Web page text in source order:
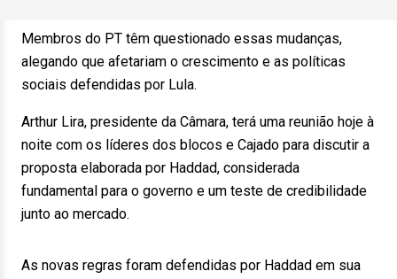
Membros do PT têm questionado essas mudanças,
alegando que afetariam o crescimento e as políticas
sociais defendidas por Lula.
Arthur Lira, presidente da Câmara, terá uma reunião hoje à
noite com os líderes dos blocos e Cajado para discutir a
proposta elaborada por Haddad, considerada
fundamental para o governo e um teste de credibilidade
junto ao mercado.
As novas regras foram defendidas por Haddad em sua